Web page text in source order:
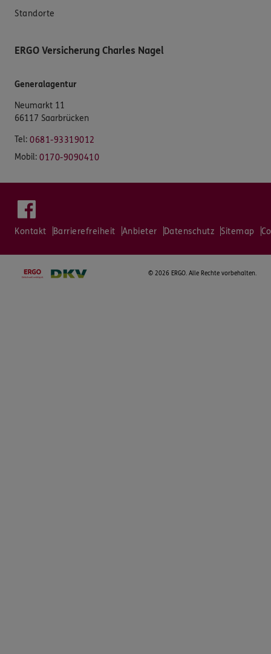
Standorte
ERGO Versicherung Charles Nagel
Generalagentur
Neumarkt 11
66117 Saarbrücken
Tel: 0681-93319012
Mobil: 0170-9090410
Kontakt Barrierefreiheit Anbieter Datenschutz Sitemap
© 2026 ERGO. Alle Rechte vorbehalten.